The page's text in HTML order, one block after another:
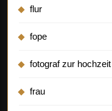
flur
fope
fotograf zur hochzeit
frau